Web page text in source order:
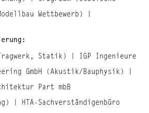
Wettbewerb) |
Statik) | IGP Ingenieure
GmbH (Akustik/Bauphysik) |
Part mbB
| HTA-Sachverständigenbüro